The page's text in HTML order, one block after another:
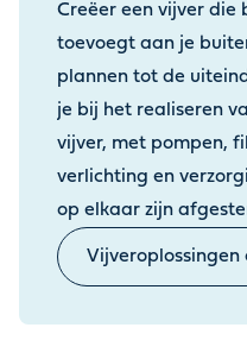
Creëer een vijver die
toevoegt aan je
plannen tot de
je bij het realiseren
vijver, met pompen,
verlichting en
op elkaar zijn
Vijveroplossingen